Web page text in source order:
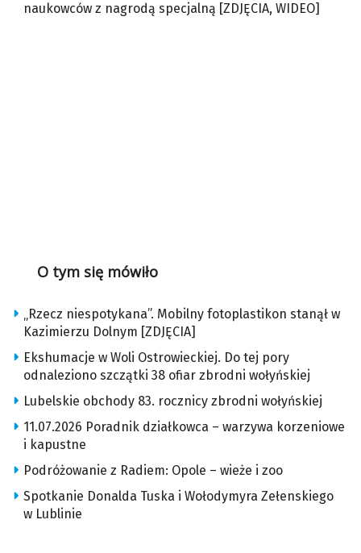
naukowców z nagrodą specjalną [ZDJĘCIA, WIDEO]
O tym się mówiło
„Rzecz niespotykana”. Mobilny fotoplastikon stanął w
Kazimierzu Dolnym [ZDJĘCIA]
Ekshumacje w Woli Ostrowieckiej. Do tej pory
odnaleziono szczątki 38 ofiar zbrodni wołyńskiej
Lubelskie obchody 83. rocznicy zbrodni wołyńskiej
11.07.2026 Poradnik działkowca – warzywa korzeniowe
i kapustne
Podróżowanie z Radiem: Opole – wieże i zoo
Spotkanie Donalda Tuska i Wołodymyra Zełenskiego
w Lublinie